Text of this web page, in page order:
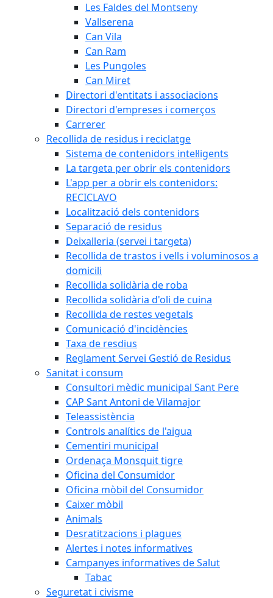
Les Faldes del Montseny
Vallserena
Can Vila
Can Ram
Les Pungoles
Can Miret
Directori d'entitats i associacions
Directori d'empreses i comerços
Carrerer
Recollida de residus i reciclatge
Sistema de contenidors intel·ligents
La targeta per obrir els contenidors
L'app per a obrir els contenidors:
RECICLAVO
Localització dels contenidors
Separació de residus
Deixalleria (servei i targeta)
Recollida de trastos i vells i voluminosos a
domicili
Recollida solidària de roba
Recollida solidària d'oli de cuina
Recollida de restes vegetals
Comunicació d'incidències
Taxa de resdius
Reglament Servei Gestió de Residus
Sanitat i consum
Consultori mèdic municipal Sant Pere
CAP Sant Antoni de Vilamajor
Teleassistència
Controls analítics de l'aigua
Cementiri municipal
Ordenaça Monsquit tigre
Oficina del Consumidor
Oficina mòbil del Consumidor
Caixer mòbil
Animals
Desratitzacions i plagues
Alertes i notes informatives
Campanyes informatives de Salut
Tabac
Seguretat i civisme